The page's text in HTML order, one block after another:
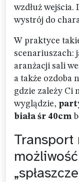
wzdłuż wejścia.
wystrój do
W praktyce
scenariuszach:
aranżacji sali
a także ozdoba
gdzie zależy Ci
wyglądzie,
biała śr 40cm
Transport